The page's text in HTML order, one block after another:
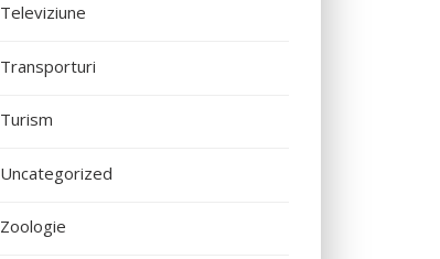
Televiziune
Transporturi
Turism
Uncategorized
Zoologie